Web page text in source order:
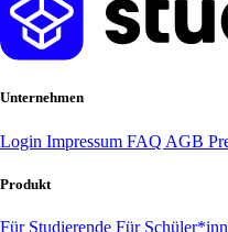
Unternehmen
Login Impressum FAQ AGB
Produkt
Für Studierende Für